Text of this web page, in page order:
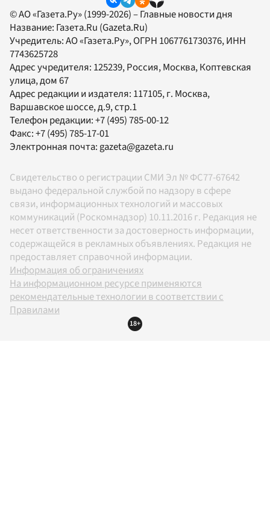
© АО «Газета.Ру» (1999-2026) – Главные новости дня
Название: Газета.Ru (Gazeta.Ru)
Учредитель:АО «Газета.Ру», ОГРН 1067761730376, ИНН
7743625728
Адрес учредителя: 125239, Россия, Москва, Коптевская
улица, дом 67
Адрес редакции и издателя: 117105, г. Москва,
Варшавское шоссе, д.9, стр.1
Телефон редакции:+7 (495) 785-00-12
Факс:+7 (495) 785-17-01
Электронная почта:gazeta@gazeta.ru
Свидетельство о регистрации СМИ Эл № ФС77-67642
выдано федеральной службой по надзору в сфере
связи, информационных технологий и массовых
коммуникаций (Роскомнадзор) 10.11.2016 г. Редакция не
несет ответственности за достоверность информации,
содержащейся в рекламных объявлениях. Редакция не
предоставляет справочной информации.
Информация об ограничениях
На информационном ресурсе применяются
рекомендательные технологии в соответствии с
Правилами
18+